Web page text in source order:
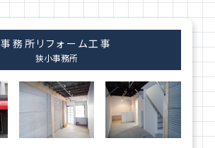
事務所リフォーム工事
狭小事務所